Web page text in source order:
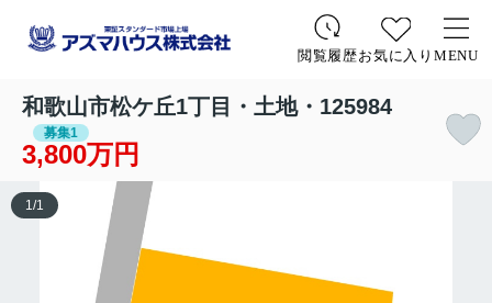
閲覧履歴お気に入り MENU
和歌山市松ケ丘1丁目・土地・125984
募集1
3,800万円
1 /1